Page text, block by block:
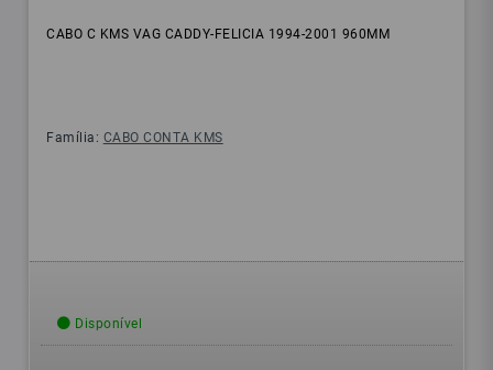
CABO C KMS VAG CADDY-FELICIA 1994-2001 960MM
Família: CABO CONTA KMS
Disponível